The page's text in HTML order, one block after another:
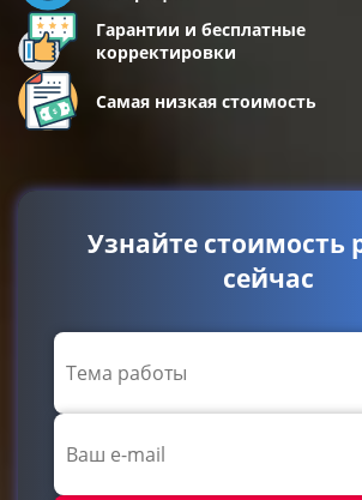
Гарантии и бесплатные
корректировки
Самая низкая стоимость
Узнайте стоимость
сейчас